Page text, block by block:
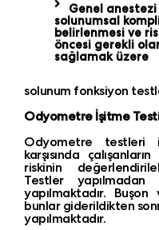
Genel
solunumsal
belirlenmesi ve
öncesi gerekli
sağlamak üzere
solunum fonksiyon
Odyometre İşitme
Odyometre testleri
karşısında
riskinin
Testler
yapılmaktadır.
bunlar giderildikten
yapılmaktadır.